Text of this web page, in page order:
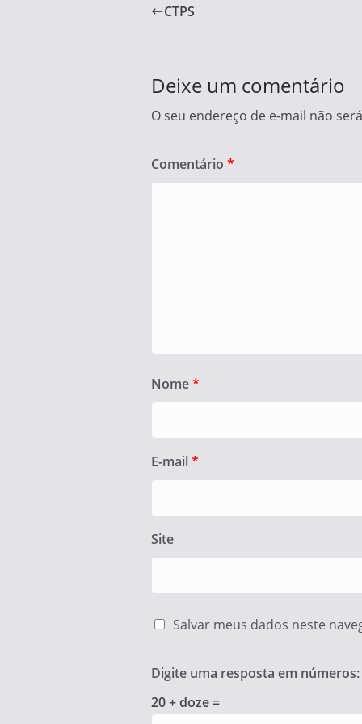
o
k
CTPS
Deixe um comentário
O seu endereço de e-mail não
Comentário *
Nome*
E-mail *
Site
Salvar meus dados neste
Digite uma resposta em números:
20 + doze =